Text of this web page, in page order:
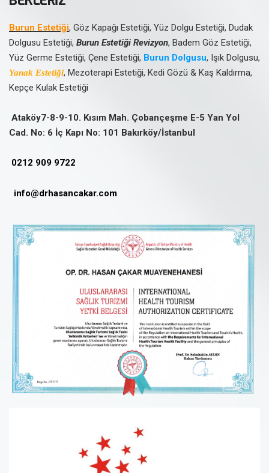
Burun Estetiği, Göz Kapağı Estetiği, Yüz Dolgu Estetiği, Dudak
Dolgusu Estetiği, Burun Estetiği Revizyon, Badem Göz Estetiği,
Yüz Germe Estetiği, Çene Estetiği, Burun Dolgusu, Işık Dolgusu,
Yanak Estetiği, Mezoterapi Estetiği, Kedi Gözü & Kaş Kaldırma,
Kepçe Kulak Estetiği
Ataköy7-8-9-10. Kısım Mah. Çobançeşme E-5 Yan Yol
Cad. No: 6 İç Kapı No: 101 Bakırköy/İstanbul
0212 909 9722
info@drhasancakar.com